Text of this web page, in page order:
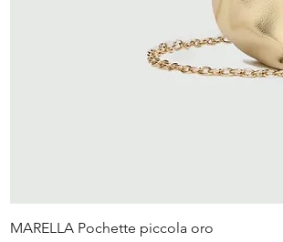
MARELLA Pochette piccola oro